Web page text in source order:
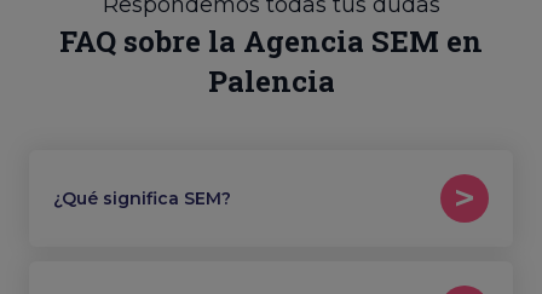
FAQ sobre la Agencia SEM en
Palencia
¿Qué significa SEM?